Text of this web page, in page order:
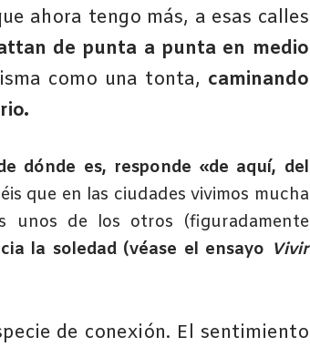
ahora tengo más, a esas calles
de punta a punta en medio
como una tonta, caminando
dónde es, responde «de aquí, del
que en las ciudades vivimos mucha
unos de los otros (figuradamente
la soledad (véase el ensayo Vivir
de conexión. El sentimiento